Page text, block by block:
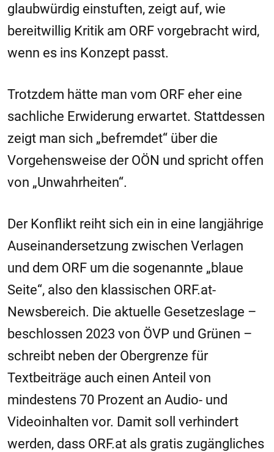
glaubwürdig einstuften, zeigt auf, wie
bereitwillig Kritik am ORF vorgebracht wird,
wenn es ins Konzept passt.
Trotzdem hätte man vom ORF eher eine
sachliche Erwiderung erwartet. Stattdessen
zeigt man sich „befremdet“ über die
Vorgehensweise der OÖN und spricht offen
von „Unwahrheiten“.
Der Konflikt reiht sich ein in eine langjährige
Auseinandersetzung zwischen Verlagen
und dem ORF um die sogenannte „blaue
Seite“, also den klassischen ORF.at-
Newsbereich. Die aktuelle Gesetzeslage –
beschlossen 2023 von ÖVP und Grünen –
schreibt neben der Obergrenze für
Textbeiträge auch einen Anteil von
mindestens 70 Prozent an Audio- und
Videoinhalten vor. Damit soll verhindert
werden, dass ORF.at als gratis zugängliches